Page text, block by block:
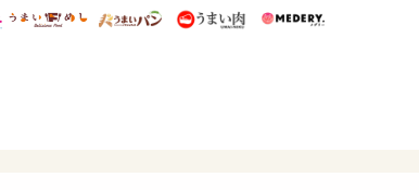
研 ディズニー特集
mimot. うまいめし うまいパン うまい肉